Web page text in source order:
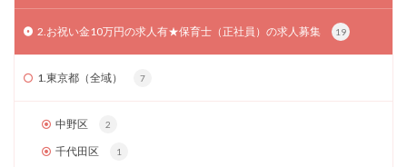
2.お祝い金10万円の求人有★保育士（正社員）の求人募集 19
1.東京都（全域） 7
中野区 2
千代田区 1